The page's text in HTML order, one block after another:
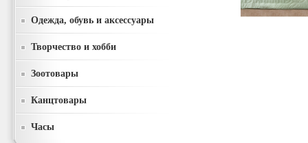
Одежда, обувь и аксессуары
Творчество и хобби
Зоотовары
Канцтовары
Часы